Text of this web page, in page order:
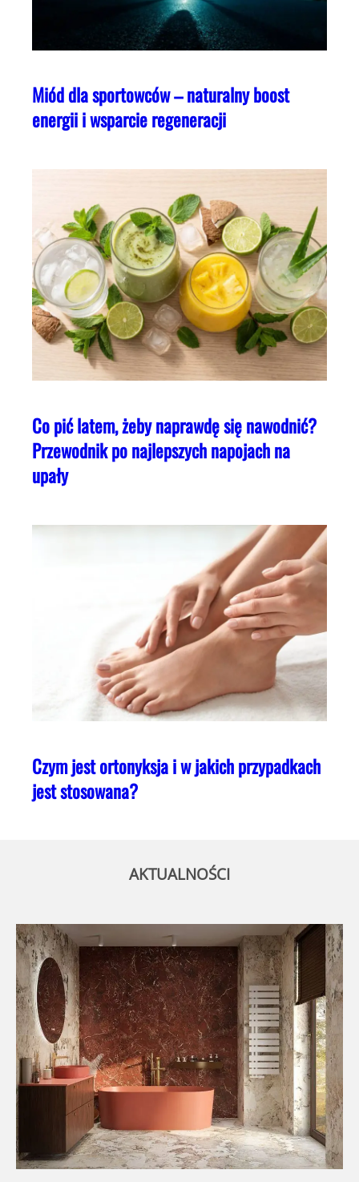
Miód dla sportowców – naturalny boost
energii i wsparcie regeneracji
Co pić latem, żeby naprawdę się nawodnić?
Przewodnik po najlepszych napojach na
upały
Czym jest ortonyksja i w jakich przypadkach
jest stosowana?
AKTUALNOŚCI